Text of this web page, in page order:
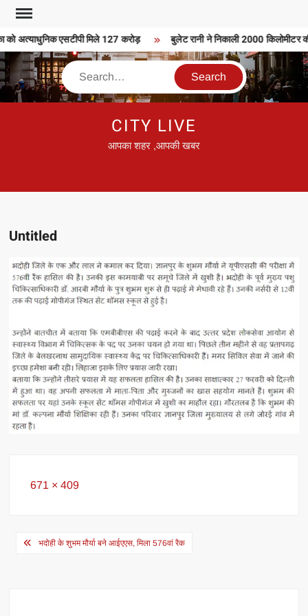
Skip
content
को अत्याधुनिक एसटीपी मिले 127 करोड़ बुलेट रानी ने निकाली 2000 किलोमीटर
Search
CITY LIVE
आपका शहर ,आपकी खबर
Untitled
Full
671 × 409
Postभदोही के शुभम मौर्या बने आईएएस, मिला 576वां रैक